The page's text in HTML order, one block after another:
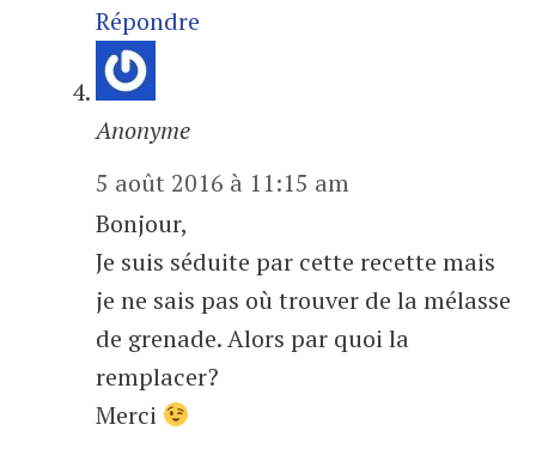
Répondre
Anonyme
5 août 2016 à 11:15 am
Bonjour,
Je suis séduite par cette recette mais
je ne sais pas où trouver de la mélasse
de grenade. Alors par quoi la
remplacer?
Merci